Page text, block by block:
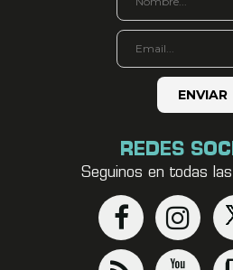
REDES
Seguinos en todas